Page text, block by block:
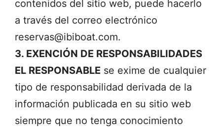
contenidos del sitio web, puede hacerlo
a través del correo electrónico
reservas@ibiboat.com.
3. EXENCIÓN DE RESPONSABILIDADES
EL RESPONSABLE se exime de cualquier
tipo de responsabilidad derivada de la
información publicada en su sitio web
siempre que no tenga conocimiento